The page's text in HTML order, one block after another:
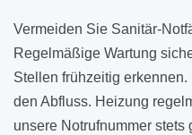
Vermeiden Sie Sanitär-
Regelmäßige Wartung
Stellen frühzeitig
den Abfluss. Heizung
unsere Notrufnummer